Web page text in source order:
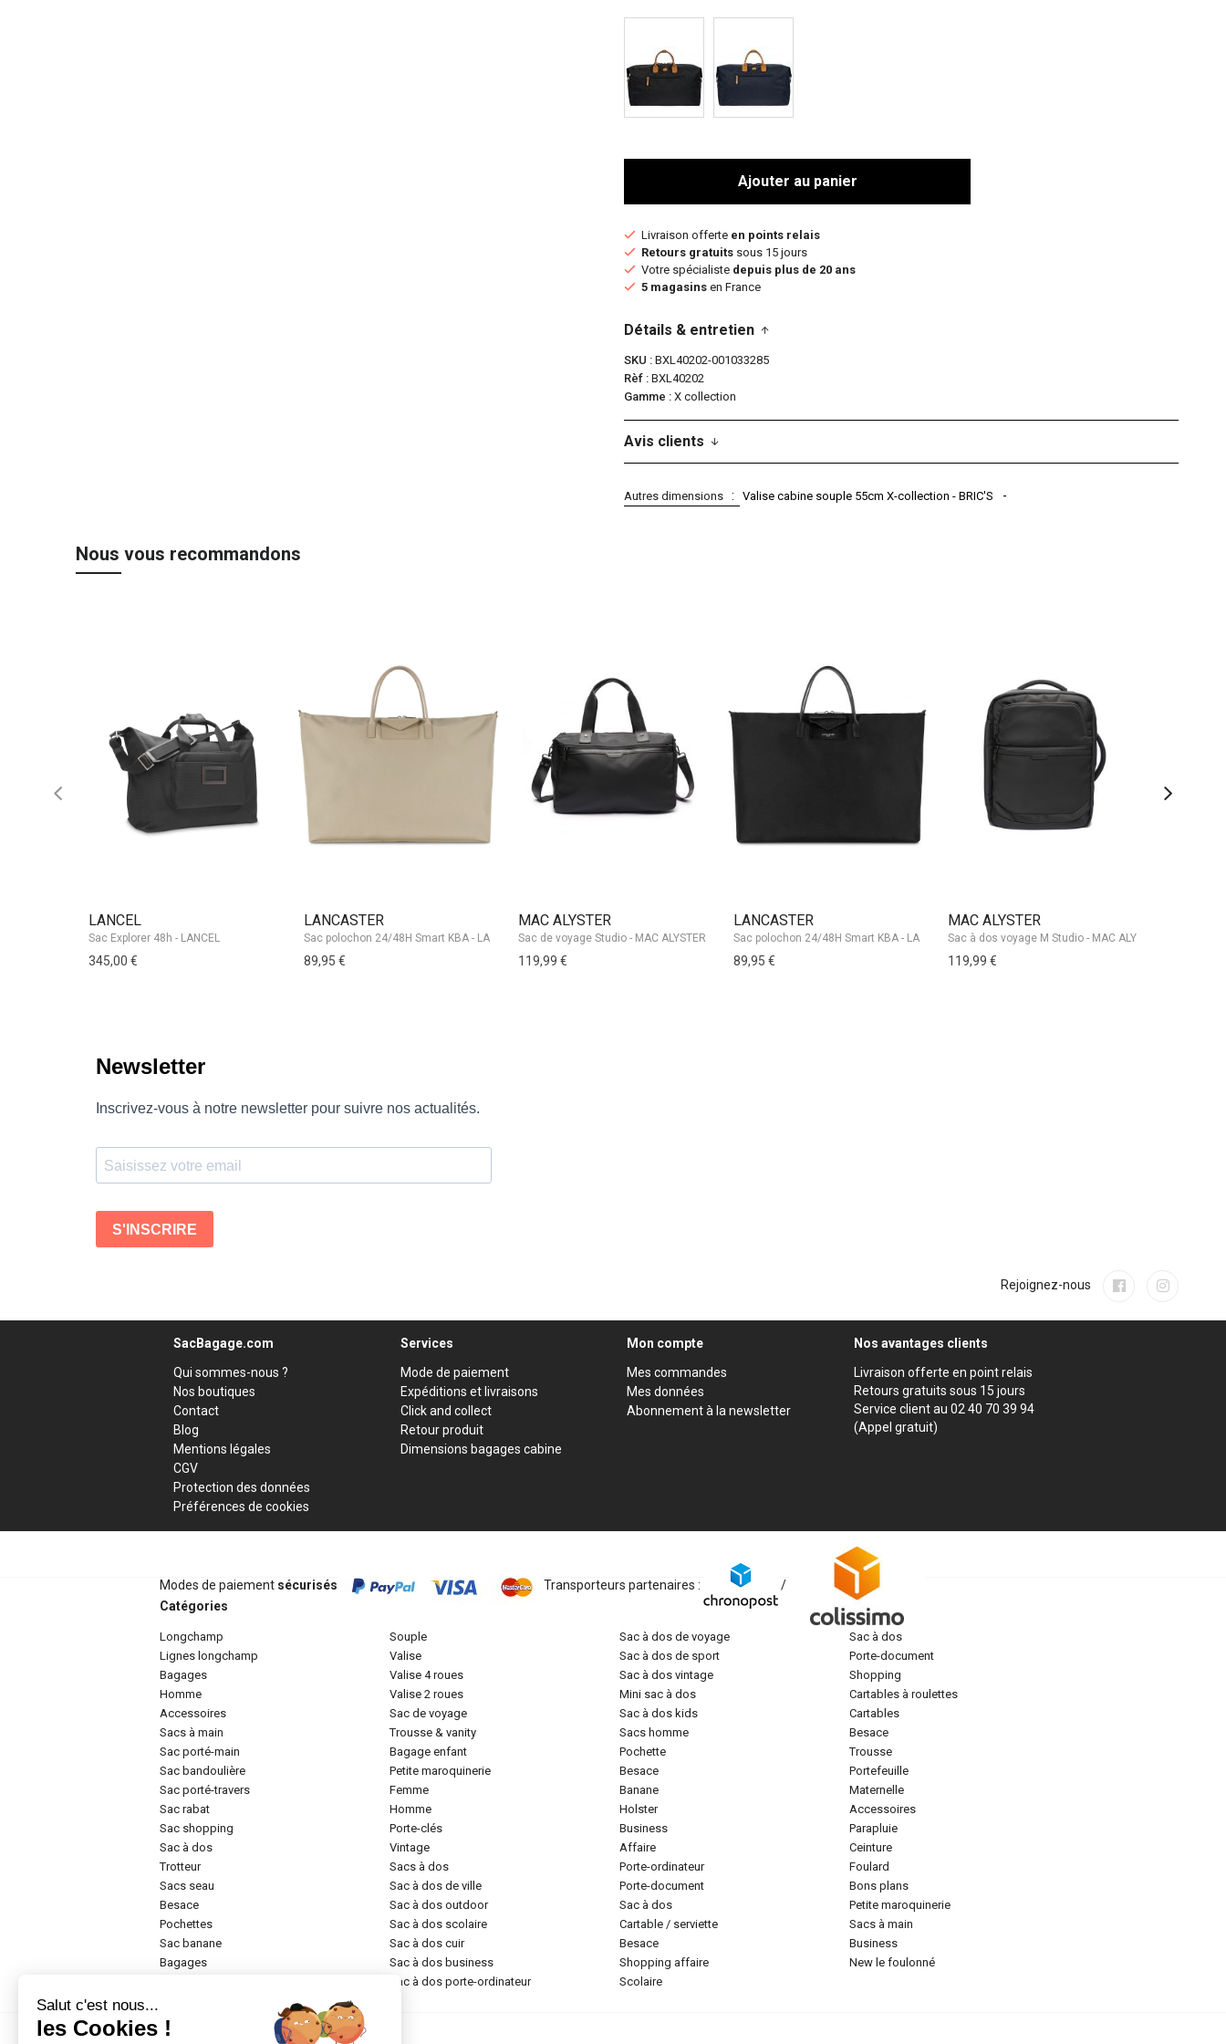
Ajouter au panier
Livraison offerte en points relais
Retours gratuits sous 15 jours
Votre spécialiste depuis plus de 20 ans
5 magasins en France
Détails & entretien
SKU
BXL40202-001033285
Rèf
BXL40202
Gamme
X collection
Avis clients
Autres dimensions Valise cabine souple 55cm X-collection - BRIC'S
Nous vous recommandons
LANCEL
Sac Explorer 48h - LANCEL
345,00 €
LANCASTER
89,95 €
MAC ALYSTER
Sac de voyage Studio - MAC ALYSTER
119,99 €
LANCASTER
89,95 €
MAC ALYSTER
119,99 €
Rejoignez-nous
SacBagage.com
Qui sommes-nous ?
Nos boutiques
Contact
Blog
Mentions légales
CGV
Protection des données
Préférences de cookies
Services
Mode de paiement
Expéditions et livraisons
Click and collect
Retour produit
Dimensions bagages cabine
Mon compte
Mes commandes
Mes données
Abonnement à la newsletter
Nos avantages clients
Livraison offerte en point relais
Retours gratuits sous 15 jours
Service client au 02 40 70 39 94
(Appel gratuit)
Modes de paiement sécurisés Transporteurs partenaires :
/
Catégories
longchamp
lignes longchamp
bagages
homme
accessoires
sacs à main
sac porté-main
sac bandoulière
sac porté-travers
sac rabat
sac shopping
sac à dos
trotteur
sacs seau
besace
pochettes
sac banane
bagages
souple
valise
valise 4 roues
valise 2 roues
sac de voyage
trousse & vanity
bagage enfant
petite maroquinerie
femme
homme
porte-clés
vintage
sacs à dos
sac à dos de ville
sac à dos outdoor
sac à dos scolaire
sac à dos cuir
sac à dos business
sac à dos porte-ordinateur
sac à dos de voyage
sac à dos de sport
sac à dos vintage
mini sac à dos
sac à dos kids
sacs homme
pochette
besace
banane
holster
business
affaire
porte-ordinateur
porte-document
sac à dos
cartable / serviette
besace
shopping affaire
scolaire
sac à dos
porte-document
shopping
cartables à roulettes
cartables
besace
trousse
portefeuille
maternelle
accessoires
parapluie
ceinture
foulard
bons plans
petite maroquinerie
sacs à main
business
new le foulonné
Marques
Salut c'est nous...
les Cookies !